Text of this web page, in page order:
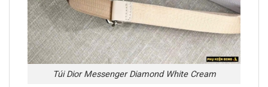
Túi Dior Messenger Diamond White Cream